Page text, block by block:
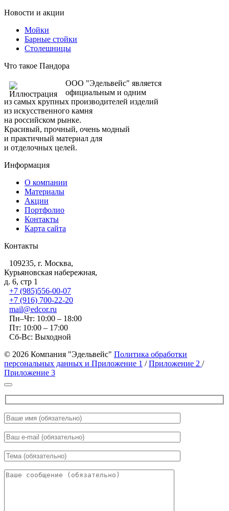
Новости и акции
Мойки
Барные стойки
Столешницы
Что такое Пандора
ООО "Эдельвейс" является
официальным и одним
из самых крупных производителей изделий
из искусственного камня
на российском рынке.
Красивый, прочный, очень модный
и практичный материал для
и отделочных целей.
Информация
О компании
Материалы
Акции
Портфолио
Контакты
Карта сайта
Контакты
109235, г. Москва,
Курьяновская набережная,
д. 6, стр 1
+7 (985)556-00-07
+7 (916) 700-22-20
mail@edcor.ru
Пн–Чт: 10:00 – 18:00
Пт: 10:00 – 17:00
Сб-Вс: Выходной
© 2026 Компания "Эдельвейс" Политика обработки
персональных данных и Приложение 1 /Приложение 2 /
Приложение 3